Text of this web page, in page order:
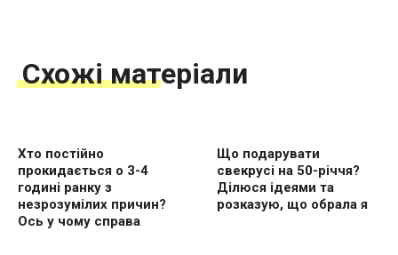
Схожі матеріали
Хто постійно
прокидається о 3-4
годині ранку з
незрозумілих причин?
Ось у чому справа
Що подарувати
свекрусі на 50-річчя?
Ділюся ідеями та
розказую, що обрала я